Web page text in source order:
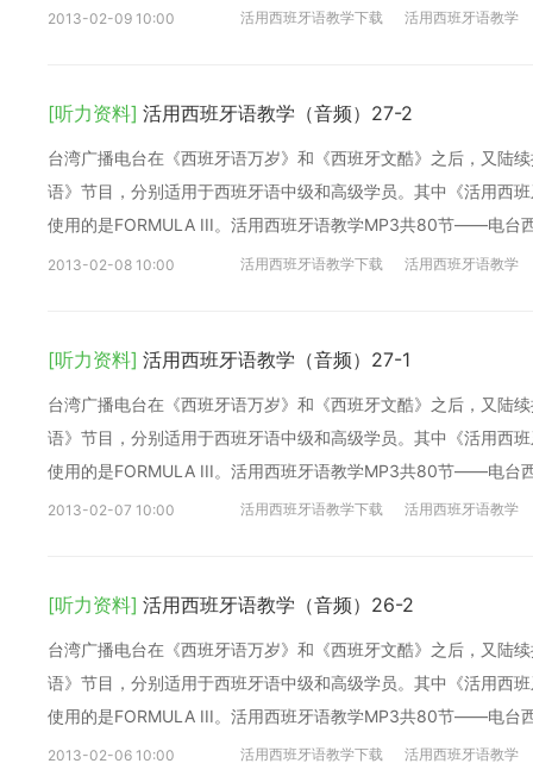
2013-02-09 10:00 活用西班牙语教学下载 活用西班牙语教学
[听力资料] 活用西班牙语教学（音频）27-2
台湾广播电台在《西班牙语万岁》和《西班牙文酷》之后，又陆
语》节目，分别适用于西班牙语中级和高级学员。其中《活用西
使用的是FORMULA III。活用西班牙语教学MP3共80节——电台
2013-02-08 10:00 活用西班牙语教学下载 活用西班牙语教学
[听力资料] 活用西班牙语教学（音频）27-1
台湾广播电台在《西班牙语万岁》和《西班牙文酷》之后，又陆
语》节目，分别适用于西班牙语中级和高级学员。其中《活用西
使用的是FORMULA III。活用西班牙语教学MP3共80节——电台
2013-02-07 10:00 活用西班牙语教学下载 活用西班牙语教学
[听力资料] 活用西班牙语教学（音频）26-2
台湾广播电台在《西班牙语万岁》和《西班牙文酷》之后，又陆
语》节目，分别适用于西班牙语中级和高级学员。其中《活用西
使用的是FORMULA III。活用西班牙语教学MP3共80节——电台
2013-02-06 10:00 活用西班牙语教学下载 活用西班牙语教学